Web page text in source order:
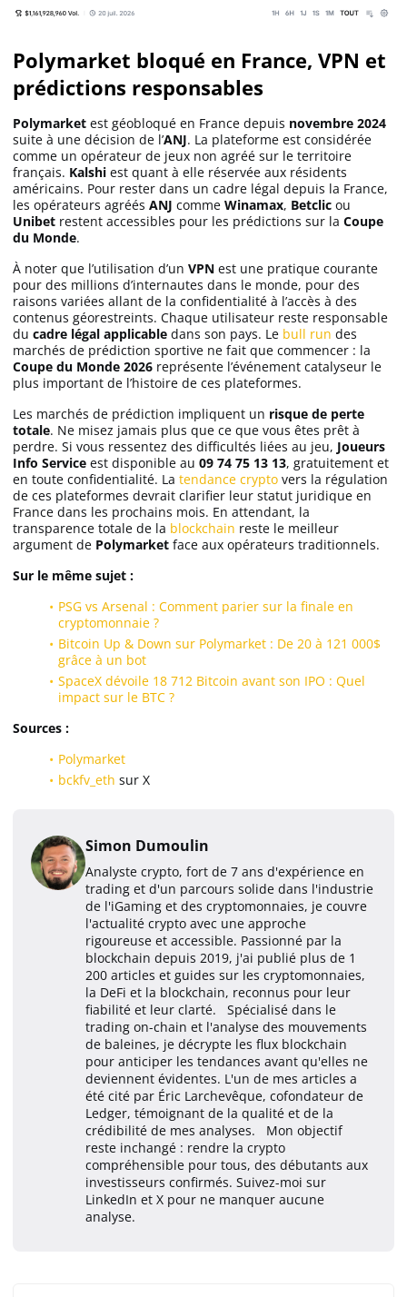
Polymarket bloqué en France, VPN et
prédictions responsables
Polymarket est géobloqué en France depuis novembre 2024
suite à une décision de l’ANJ. La plateforme est considérée
comme un opérateur de jeux non agréé sur le territoire
français. Kalshi est quant à elle réservée aux résidents
américains. Pour rester dans un cadre légal depuis la France,
les opérateurs agréés ANJ comme Winamax, Betclic ou
Unibet restent accessibles pour les prédictions sur la Coupe
du Monde.
À noter que l’utilisation d’un VPN est une pratique courante
pour des millions d’internautes dans le monde, pour des
raisons variées allant de la confidentialité à l’accès à des
contenus géorestreints. Chaque utilisateur reste responsable
du cadre légal applicable dans son pays. Le bull run des
marchés de prédiction sportive ne fait que commencer : la
Coupe du Monde 2026 représente l’événement catalyseur le
plus important de l’histoire de ces plateformes.
Les marchés de prédiction impliquent un risque de perte
totale. Ne misez jamais plus que ce que vous êtes prêt à
perdre. Si vous ressentez des difficultés liées au jeu, Joueurs
Info Service est disponible au 09 74 75 13 13, gratuitement et
en toute confidentialité. La tendance crypto vers la régulation
de ces plateformes devrait clarifier leur statut juridique en
France dans les prochains mois. En attendant, la
transparence totale de la blockchain reste le meilleur
argument de Polymarket face aux opérateurs traditionnels.
Sur le même sujet :
PSG vs Arsenal : Comment parier sur la finale en
cryptomonnaie ?
Bitcoin Up & Down sur Polymarket : De 20 à 121 000$
grâce à un bot
SpaceX dévoile 18 712 Bitcoin avant son IPO : Quel
impact sur le BTC ?
Sources :
Polymarket
bckfv_eth sur X
Simon Dumoulin
Analyste crypto, fort de 7 ans d'expérience en
trading et d'un parcours solide dans l'industrie
de l'iGaming et des cryptomonnaies, je couvre
l'actualité crypto avec une approche
rigoureuse et accessible. Passionné par la
blockchain depuis 2019, j'ai publié plus de 1
200 articles et guides sur les cryptomonnaies,
la DeFi et la blockchain, reconnus pour leur
fiabilité et leur clarté. Spécialisé dans le
trading on-chain et l'analyse des mouvements
de baleines, je décrypte les flux blockchain
pour anticiper les tendances avant qu'elles ne
deviennent évidentes. L'un de mes articles a
été cité par Éric Larchevêque, cofondateur de
Ledger, témoignant de la qualité et de la
crédibilité de mes analyses. Mon objectif
reste inchangé : rendre la crypto
compréhensible pour tous, des débutants aux
investisseurs confirmés. Suivez-moi sur
LinkedIn et X pour ne manquer aucune
analyse.